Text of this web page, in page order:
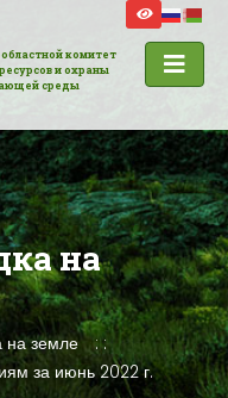
комитет
и охраны
среды
на
на земле
за июнь 2022 г.